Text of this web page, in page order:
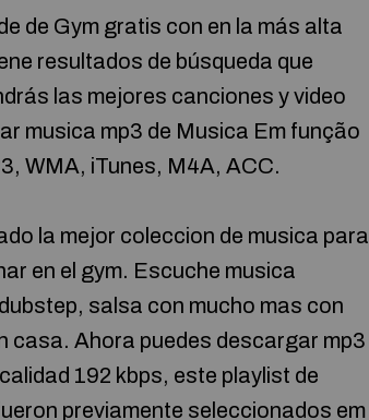
de Gym gratis con en la más alta
resultados de búsqueda que
las mejores canciones y video
musica mp3 de Musica Em função
WMA, iTunes, M4A, ACC.
la mejor coleccion de musica para
en el gym. Escuche musica
salsa con mucho mas con
casa. Ahora puedes descargar mp3
192 kbps, este playlist de
previamente seleccionados em